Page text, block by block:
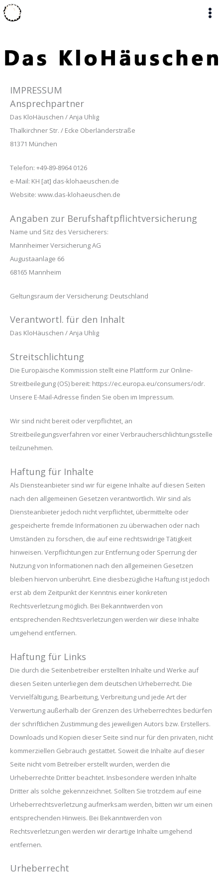
Zum
Inhalt
IMPRESSUM
Ansprechpartner
Das KloHäuschen / Anja Uhlig
Thalkirchner Str. / Ecke Oberländerstraße
81371 München
Telefon: +49-89-8964 0126
e-Mail: KH [at] das-klohaeuschen.de
Website: www.das-klohaeuschen.de
Angaben zur Berufshaftpflichtversicherung
Name und Sitz des Versicherers:
Mannheimer Versicherung AG
Augustaanlage 66
68165 Mannheim
Geltungsraum der Versicherung: Deutschland
Verantwortl. für den Inhalt
Das KloHäuschen / Anja Uhlig
Streitschlichtung
Die Europäische Kommission stellt eine Plattform zur Online-
Streitbeilegung (OS) bereit: https://ec.europa.eu/consumers/odr.
Unsere E-Mail-Adresse finden Sie oben im Impressum.
Wir sind nicht bereit oder verpflichtet, an
Streitbeilegungsverfahren vor einer Verbraucherschlichtungsstelle
teilzunehmen.
Haftung für Inhalte
Als Diensteanbieter sind wir für eigene Inhalte auf diesen Seiten
nach den allgemeinen Gesetzen verantwortlich. Wir sind als
Diensteanbieter jedoch nicht verpflichtet, übermittelte oder
gespeicherte fremde Informationen zu überwachen oder nach
Umständen zu forschen, die auf eine rechtswidrige Tätigkeit
hinweisen. Verpflichtungen zur Entfernung oder Sperrung der
Nutzung von Informationen nach den allgemeinen Gesetzen
bleiben hiervon unberührt. Eine diesbezügliche Haftung ist jedoch
erst ab dem Zeitpunkt der Kenntnis einer konkreten
Rechtsverletzung möglich. Bei Bekanntwerden von
entsprechenden Rechtsverletzungen werden wir diese Inhalte
umgehend entfernen.
Haftung für Links
Die durch die Seitenbetreiber erstellten Inhalte und Werke auf
diesen Seiten unterliegen dem deutschen Urheberrecht. Die
Vervielfältigung, Bearbeitung, Verbreitung und jede Art der
Verwertung außerhalb der Grenzen des Urheberrechtes bedürfen
der schriftlichen Zustimmung des jeweiligen Autors bzw. Erstellers.
Downloads und Kopien dieser Seite sind nur für den privaten, nicht
kommerziellen Gebrauch gestattet. Soweit die Inhalte auf dieser
Seite nicht vom Betreiber erstellt wurden, werden die
Urheberrechte Dritter beachtet. Insbesondere werden Inhalte
Dritter als solche gekennzeichnet. Sollten Sie trotzdem auf eine
Urheberrechtsverletzung aufmerksam werden, bitten wir um einen
entsprechenden Hinweis. Bei Bekanntwerden von
Rechtsverletzungen werden wir derartige Inhalte umgehend
entfernen.
Urheberrecht